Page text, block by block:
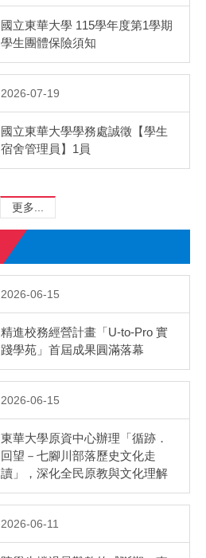
國立東華大學 115學年度第1學期
學生團體保險須知
2026-07-19
國立東華大學學務處誠徵【學生
宿舍管理員】1員
更多...
2026-06-15
精進校務經營計畫「U-to-Pro 實
踐學苑」首屆成果圓滿落幕
2026-06-15
東華大學原資中心辦理「循跡．
回望－七腳川部落歷史文化走
讀」，深化全民原教與文化理解
2026-06-11